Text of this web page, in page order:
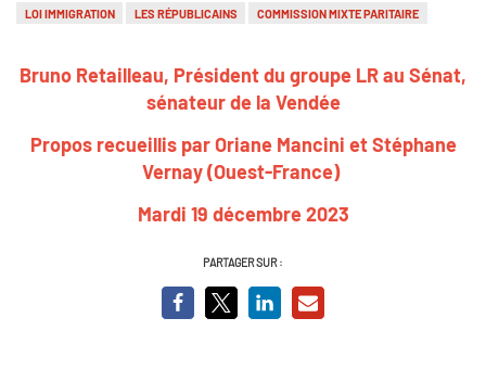
LOI IMMIGRATION LES RÉPUBLICAINS COMMISSION MIXTE PARITAIRE
Bruno Retailleau, Président du groupe LR au Sénat,
sénateur de la Vendée
Propos recueillis par Oriane Mancini et Stéphane
Vernay (Ouest-France)
Mardi 19 décembre 2023
PARTAGER SUR :